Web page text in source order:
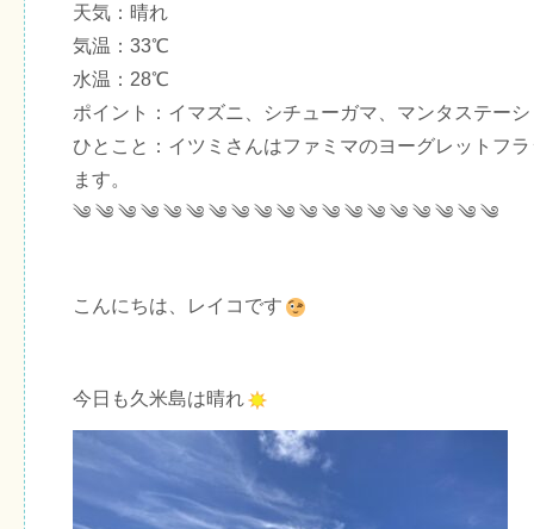
天気：晴れ
気温：33℃
水温：28℃
ポイント：イマズニ、シチューガマ、マンタステー
ひとこと：イツミさんはファミマのヨーグレットフ
ます。
༄ ༄ ༄ ༄ ༄ ༄ ༄ ༄ ༄ ༄ ༄ ༄ ༄ ༄ ༄ ༄ ༄ ༄ ༄
こんにちは、レイコです
今日も久米島は晴れ